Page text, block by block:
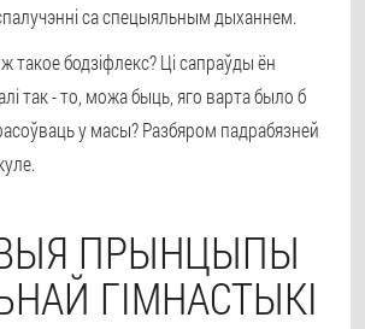
са спецыяльным дыханнем.
такое бодзіфлекс? Ці сапраўды ён
так - то, можа быць, яго варта было б
у масы? Разбяром падрабязней
ПРЫНЦЫПЫ
ГІМНАСТЫКІ